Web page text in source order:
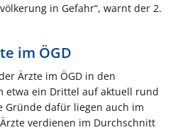
in Gefahr“, warnt der 2.
im ÖGD
Ärzte im ÖGD in den
etwa ein Drittel auf aktuell rund
Gründe dafür liegen auch im
verdienen im Durchschnitt